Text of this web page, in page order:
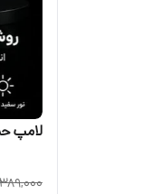
لامپ حبابی۲۵
389,000